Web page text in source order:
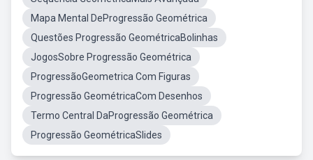
Mapa Mental DeProgressão Geométrica
Questões Progressão GeométricaBolinhas
JogosSobre Progressão Geométrica
ProgressãoGeometrica Com Figuras
Progressão GeométricaCom Desenhos
Termo Central DaProgressão Geométrica
Progressão GeométricaSlides